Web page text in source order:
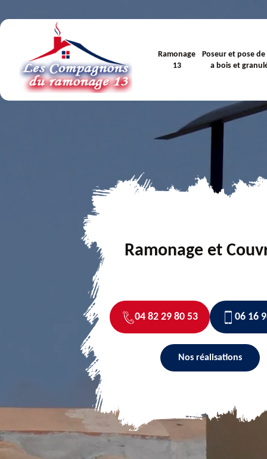
Ramonage
13
Poseur et pose
a bois et
Ramonage et
04 82 29 80 53 06 16
Nos réalisations